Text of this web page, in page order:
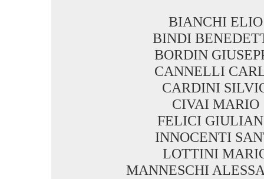
BIANCHI ELIO
BINDI
BORDIN
CANNELLI
CARDINI
CIVAI MARIO
FELICI
INNOCENTI
LOTTINI
MANNESCHI